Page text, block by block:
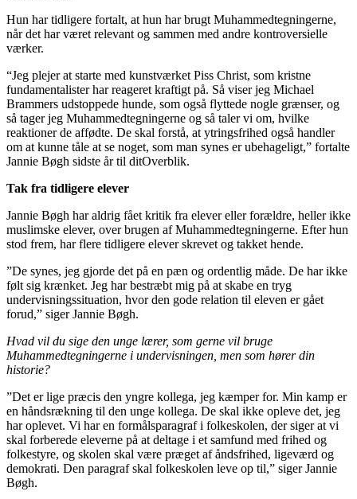
Hun har tidligere fortalt, at hun har brugt Muhammedtegningerne,
når det har været relevant og sammen med andre kontroversielle
værker.
“Jeg plejer at starte med kunstværket Piss Christ, som kristne
fundamentalister har reageret kraftigt på. Så viser jeg Michael
Brammers udstoppede hunde, som også flyttede nogle grænser, og
så tager jeg Muhammedtegningerne og så taler vi om, hvilke
reaktioner de affødte. De skal forstå, at ytringsfrihed også handler
om at kunne tåle at se noget, som man synes er ubehageligt,” fortalte
Jannie Bøgh sidste år til ditOverblik.
Tak fra tidligere elever
Jannie Bøgh har aldrig fået kritik fra elever eller forældre, heller ikke
muslimske elever, over brugen af Muhammedtegningerne. Efter hun
stod frem, har flere tidligere elever skrevet og takket hende.
”De synes, jeg gjorde det på en pæn og ordentlig måde. De har ikke
følt sig krænket. Jeg har bestræbt mig på at skabe en tryg
undervisningssituation, hvor den gode relation til eleven er gået
forud,” siger Jannie Bøgh.
Hvad vil du sige den unge lærer, som gerne vil bruge
Muhammedtegningerne i undervisningen, men som hører din
historie?
”Det er lige præcis den yngre kollega, jeg kæmper for. Min kamp er
en håndsrækning til den unge kollega. De skal ikke opleve det, jeg
har oplevet. Vi har en formålsparagraf i folkeskolen, der siger at vi
skal forberede eleverne på at deltage i et samfund med frihed og
folkestyre, og skolen skal være præget af åndsfrihed, ligeværd og
demokrati. Den paragraf skal folkeskolen leve op til,” siger Jannie
Bøgh.